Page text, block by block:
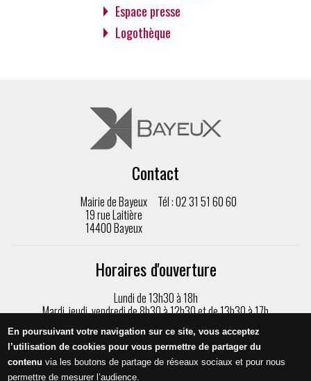
Espace presse
Logothèque
Contact
Mairie de Bayeux
19 rue Laitière
14400 Bayeux
Tél : 02 31 51 60 60
Horaires d'ouverture
Lundi de 13h30 à 18h
Mardi, jeudi, vendredi de 8h30 à 12h30 et de 13h30 à 17h
Mercredi de 8h30 à 17h
Samedi de 9h à 12h, sur rendez-vous uniquement
En poursuivant votre navigation sur ce site, vous acceptez
l’utilisation de cookies pour vous permettre de partager du
contenuvia les boutons de partage de réseaux sociaux et pour nous
permettre de mesurer l’audience.